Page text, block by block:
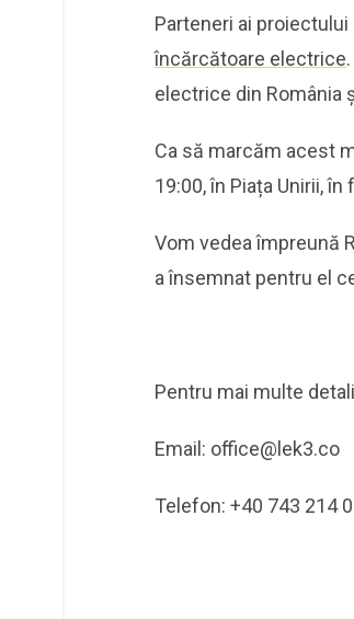
Parteneri ai
încărcătoare electrice
electrice din România
Ca să marcăm acest
19:00, în Piața Unirii,
Vom vedea împreună
a însemnat pentru el
Pentru mai multe
Email: office@lek3.co
Telefon: +40 743 214